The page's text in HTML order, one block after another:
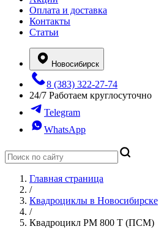
Оплата и доставка
Контакты
Статьи
Новосибирск
8 (383) 322-27-74
24/7 Работаем круглосуточно
Telegram
WhatsApp
Главная страница
/
Квадроциклы в Новосибирске
/
Квадроцикл РМ 800 Т (ПСМ)